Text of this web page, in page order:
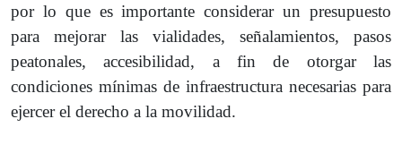
por lo que es importante considerar un presupuesto
para mejorar las vialidades, señalamientos, pasos
peatonales, accesibilidad, a fin de otorgar las
condiciones mínimas de infraestructura necesarias para
ejercer el derecho a la movilidad.